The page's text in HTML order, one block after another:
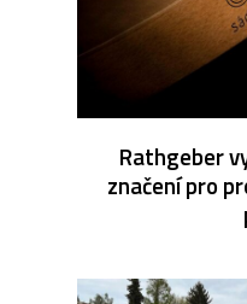
Rathgeber
značení pro